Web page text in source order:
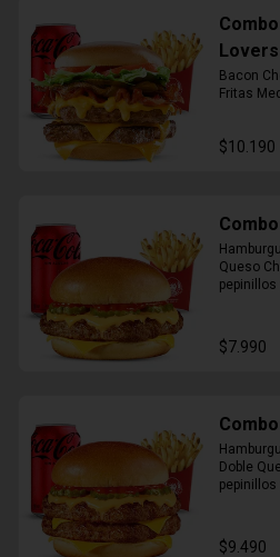
Bacon
Fritas
$10.190
Queso
pepinillos
$7.990
Doble
pepinillos
$9.490